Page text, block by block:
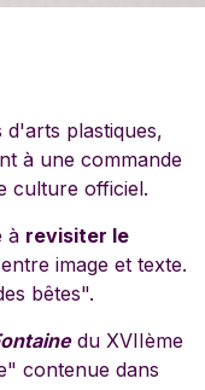
d'arts plastiques,
à une commande
culture officiel.
à revisiter le
image et texte.
bêtes".
du XVIIème
contenue dans